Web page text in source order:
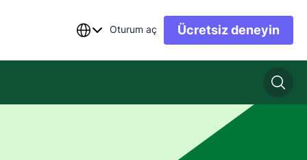
Oturum aç Ücretsiz deneyin